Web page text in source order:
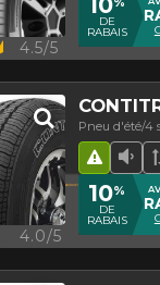
4.5/5
DE
RABAIS
Pneu d'été/4
Hasard
4.0/5
10%
DE
RABAIS